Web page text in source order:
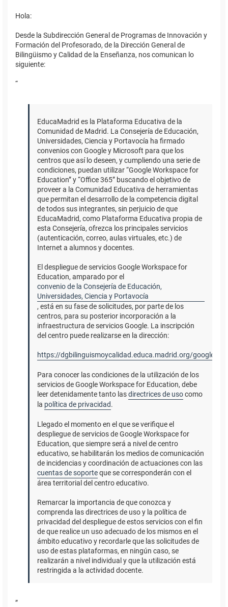
Hola:
Desde la Subdirección General de Programas de Innovación y
Formación del Profesorado, de la Dirección General de
Bilingüismo y Calidad de la Enseñanza, nos comunican lo
siguiente:
“
EducaMadrid es la Plataforma Educativa de la
Comunidad de Madrid. La Consejería de Educación,
Universidades, Ciencia y Portavocía ha firmado
convenios con Google y Microsoft para que los
centros que así lo deseen, y cumpliendo una serie de
condiciones, puedan utilizar “Google Workspace for
Education” y “Office 365” buscando el objetivo de
proveer a la Comunidad Educativa de herramientas
que permitan el desarrollo de la competencia digital
de todos sus integrantes, sin perjuicio de que
EducaMadrid, como Plataforma Educativa propia de
esta Consejería, ofrezca los principales servicios
(autenticación, correo, aulas virtuales, etc.) de
Internet a alumnos y docentes.
El despliegue de servicios Google Workspace for
Education, amparado por el
convenio de la Consejería de Educación,
Universidades, Ciencia y Portavocía
, está en su fase de solicitudes, por parte de los
centros, para su posterior incorporación a la
infraestructura de servicios Google. La inscripción
del centro puede realizarse en la dirección:
https://dgbilinguismoycalidad.educa.madrid.org/
Para conocer las condiciones de la utilización de los
servicios de Google Workspace for Education, debe
leer detenidamente tanto lasdirectrices de usocomo
la política de privacidad.
Llegado el momento en el que se verifique el
despliegue de servicios de Google Workspace for
Education, que siempre será a nivel de centro
educativo, se habilitarán los medios de comunicación
de incidencias y coordinación de actuaciones con las
cuentas de soporteque se corresponderán con el
área territorial del centro educativo.
Remarcar la importancia de que conozca y
comprenda las directrices de uso y la política de
privacidad del despliegue de estos servicios con el fin
de que realice un uso adecuado de los mismos en el
ámbito educativo y recordarle que las solicitudes de
uso de estas plataformas, en ningún caso, se
realizarán a nivel individual y que la utilización está
restringida a la actividad docente.
”